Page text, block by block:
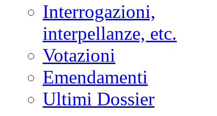
Interrogazioni,
interpellanze, etc.
Votazioni
Emendamenti
Ultimi Dossier